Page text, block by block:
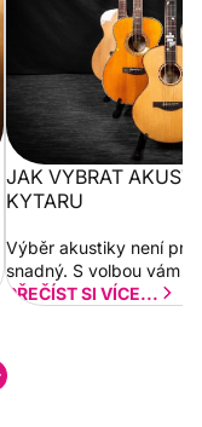
JAK VYBRAT
KYTARU
Výběr akustiky není pro
snadný. S volbou vám
PŘEČÍST SI VÍCE...